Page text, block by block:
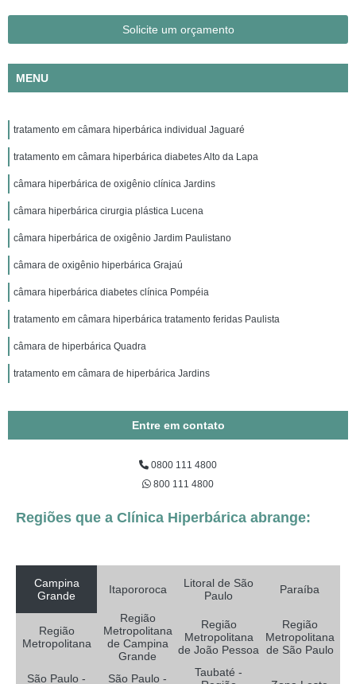
Solicite um orçamento
MENU
tratamento em câmara hiperbárica individual Jaguaré
tratamento em câmara hiperbárica diabetes Alto da Lapa
câmara hiperbárica de oxigênio clínica Jardins
câmara hiperbárica cirurgia plástica Lucena
câmara hiperbárica de oxigênio Jardim Paulistano
câmara de oxigênio hiperbárica Grajaú
câmara hiperbárica diabetes clínica Pompéia
tratamento em câmara hiperbárica tratamento feridas Paulista
câmara de hiperbárica Quadra
tratamento em câmara de hiperbárica Jardins
Entre em contato
0800 111 4800
800 111 4800
Regiões que a Clínica Hiperbárica abrange:
Campina
Grande
Itapororoca
Litoral de São
Paulo
Paraíba
Região
Metropolitana
Região
Metropolitana
de Campina
Grande
Região
Metropolitana
de João Pessoa
Região
Metropolitana
de São Paulo
São Paulo - São Paulo -
Taubaté -